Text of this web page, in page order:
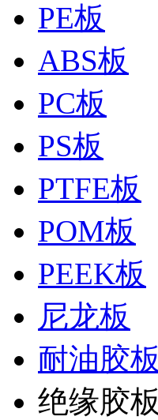
PE板
ABS板
PC板
PS板
PTFE板
POM板
PEEK板
尼龙板
耐油胶板
绝缘胶板